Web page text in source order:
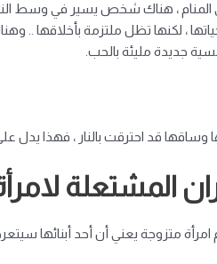
المنام ، هناك شخص يسير في وسط
، لكنها تظل ملتزمة بأخلاقها ..
جديدة مليئة بالحب.
وساقها قد احترقت بالنار ، فهذا يدل
المشتعلة
امرأة متزوجة يعني أن أحد أبنائها